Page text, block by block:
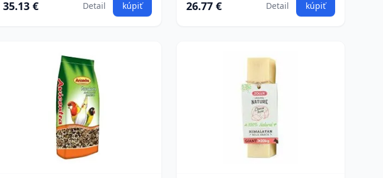
35.13 € Detail kúpiť 26.77 € Detail kúpiť